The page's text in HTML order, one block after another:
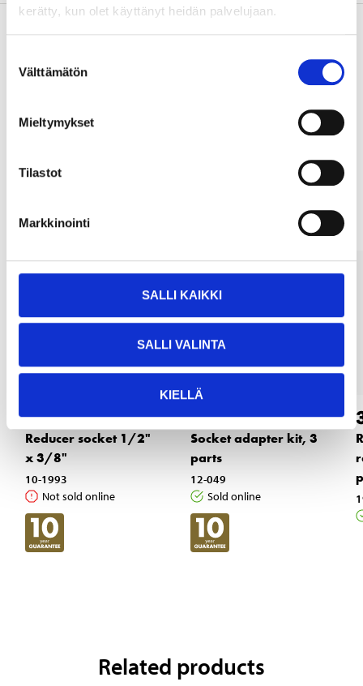
kerätty, kun olet käyttänyt heidän palvelujaan.
valinta
Välttämätön
Mieltymykset
Tilastot
Markkinointi
SALLI KAIKKI
SALLI VALINTA
KIELLÄ
Other customers also bought
395
Reducer socket 1/2"
x 3/8"
10-1993
Not sold online
435
Socket adapter kit, 3
parts
12-049
Sold online
Related products